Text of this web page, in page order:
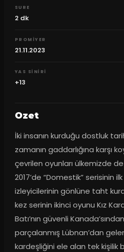
SURE
2 dk
PROMIYER
21.11.2023
YAS SINIRI
+13
Ozet
İki insanın kurduğu dostluk
zamanın gaddarlığına karşı
çevrilen oyunları ülkemizde de
2017’de “Domestik” serisinin
izleyicilerinin gönlüne taht
kez serinin ikinci oyunu Kız
Batı’nın güvenli
parçalanmış Lübnan’dan gelen
kardeşliğini ele alan tek kişilik